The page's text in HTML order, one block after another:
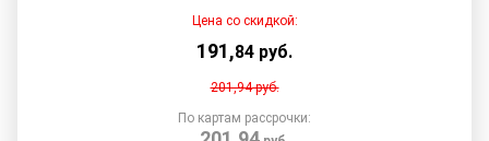
Цена со скидкой:
191,84 руб.
201,94руб.
По картам рассрочки: